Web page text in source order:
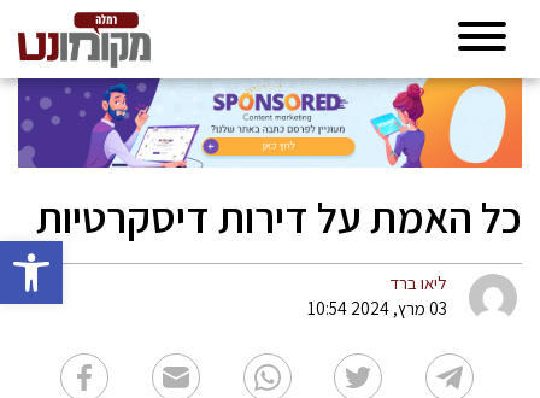
פתח
כל האמת על דירות דיסקרטיות
ליאו ברד
03 מרץ, 2024 10:54